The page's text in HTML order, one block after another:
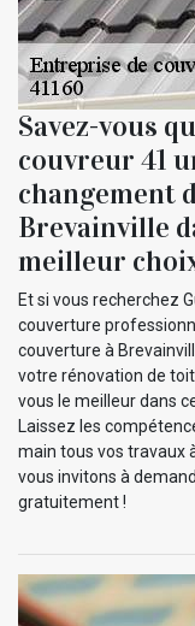
Savez-vous
couvreur 41
changement
Brevainville
meilleur
Et si vous recherchez
couverture
couverture à
votre rénovation de
vous le meilleur dans
Laissez les
main tous vos travaux
vous invitons à
gratuitement !